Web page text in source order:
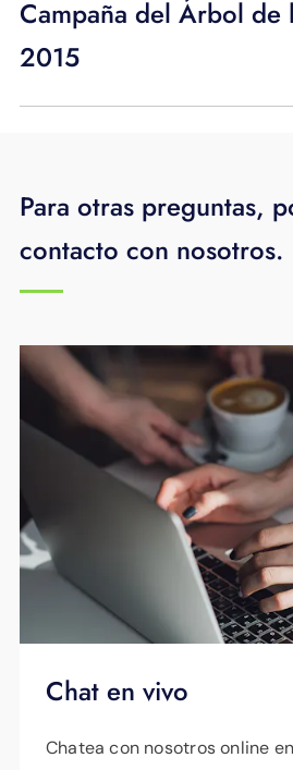
Campaña del Árbol de
2015
Para otras preguntas,
contacto con nosotros.
Chat en vivo
Chatea con nosotros online